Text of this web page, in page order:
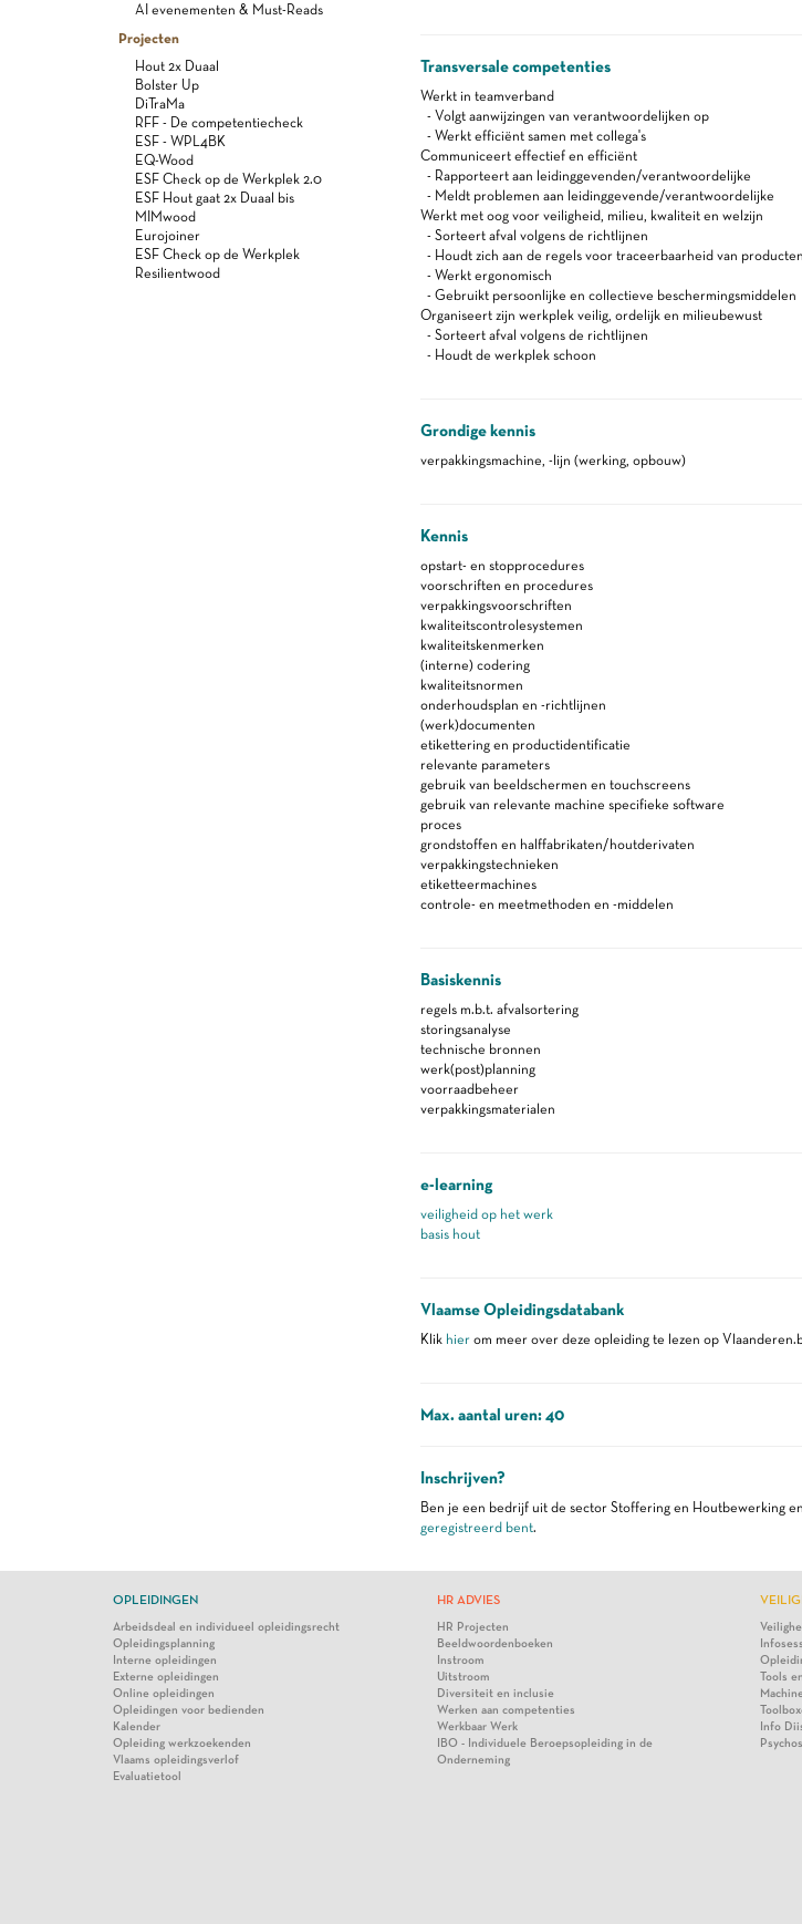
AI evenementen & Must-Reads
Projecten
Hout 2x Duaal
Bolster Up
DiTraMa
RFF - De competentiecheck
ESF - WPL4BK
EQ-Wood
ESF Check op de Werkplek 2.0
ESF Hout gaat 2x Duaal bis
MIMwood
Eurojoiner
ESF Check op de Werkplek
Resilientwood
Transversale competenties
Werkt in teamverband
- Volgt aanwijzingen van verantwoordelijken op
- Werkt efficiënt samen met collega's
Communiceert effectief en efficiënt
- Rapporteert aan leidinggevenden/verantwoordelijke
- Meldt problemen aan leidinggevende/verantwoordelijke
Werkt met oog voor veiligheid, milieu, kwaliteit en welzijn
- Sorteert afval volgens de richtlijnen
- Houdt zich aan de regels voor traceerbaarheid van producten
- Werkt ergonomisch
- Gebruikt persoonlijke en collectieve beschermingsmiddelen
Organiseert zijn werkplek veilig, ordelijk en milieubewust
- Sorteert afval volgens de richtlijnen
- Houdt de werkplek schoon
Grondige kennis
verpakkingsmachine, -lijn (werking, opbouw)
Kennis
opstart- en stopprocedures
voorschriften en procedures
verpakkingsvoorschriften
kwaliteitscontrolesystemen
kwaliteitskenmerken
(interne) codering
kwaliteitsnormen
onderhoudsplan en -richtlijnen
(werk)documenten
etikettering en productidentificatie
relevante parameters
gebruik van beeldschermen en touchscreens
gebruik van relevante machine specifieke software
proces
grondstoffen en halffabrikaten/houtderivaten
verpakkingstechnieken
etiketteermachines
controle- en meetmethoden en -middelen
Basiskennis
regels m.b.t. afvalsortering
storingsanalyse
technische bronnen
werk(post)planning
voorraadbeheer
verpakkingsmaterialen
e-learning
veiligheid op het werk
basis hout
Vlaamse Opleidingsdatabank
Klik hierom meer over deze opleiding te lezen op
Max. aantal uren: 40
Inschrijven?
Ben je een bedrijf uit de sector Stoffering en Houtbewerking
geregistreerd bent.
OPLEIDINGEN
Arbeidsdeal en individueel opleidingsrecht
Opleidingsplanning
Interne opleidingen
Externe opleidingen
Online opleidingen
Opleidingen voor bedienden
Kalender
Opleiding werkzoekenden
Vlaams opleidingsverlof
Evaluatietool
HR ADVIES
HR Projecten
Beeldwoordenboeken
Instroom
Uitstroom
Diversiteit en inclusie
Werken aan competenties
Werkbaar Werk
IBO - Individuele Beroepsopleiding in de
Onderneming
Tools
Info